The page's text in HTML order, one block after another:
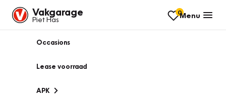
Vakgarage
Piet Has
0Menu
Occasions
Lease voorraad
APK